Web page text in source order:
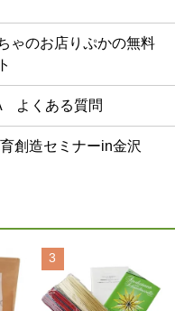
ゃのお店りぷかの無料
よくある質問
創造セミナーin金沢
3